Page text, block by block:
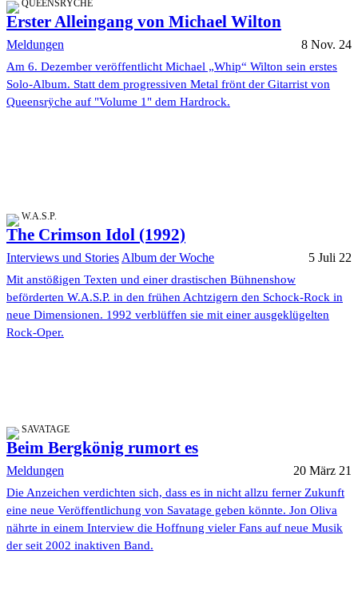
QUEENSRŸCHE
Erster Alleingang von Michael Wilton
Meldungen 8 Nov. 24
Am 6. Dezember veröffentlicht Michael „Whip“ Wilton sein erstes
Solo-Album. Statt dem progressiven Metal frönt der Gitarrist von
Queensrÿche auf "Volume 1" dem Hardrock.
W.A.S.P.
The Crimson Idol (1992)
Interviews und Stories Album der Woche 5 Juli 22
Mit anstößigen Texten und einer drastischen Bühnenshow
beförderten W.A.S.P. in den frühen Achtzigern den Schock-Rock in
neue Dimensionen. 1992 verblüffen sie mit einer ausgeklügelten
Rock-Oper.
SAVATAGE
Beim Bergkönig rumort es
Meldungen 20 März 21
Die Anzeichen verdichten sich, dass es in nicht allzu ferner Zukunft
eine neue Veröffentlichung von Savatage geben könnte. Jon Oliva
nährte in einem Interview die Hoffnung vieler Fans auf neue Musik
der seit 2002 inaktiven Band.